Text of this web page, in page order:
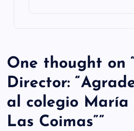
One thought on
Director:
al colegio María
Las Coimas””